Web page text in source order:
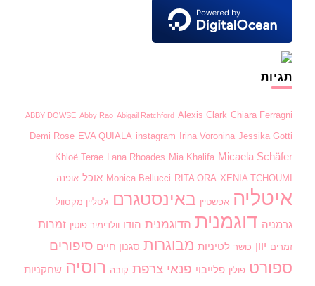
תגיות
ABBY DOWSE Abby Rao Abigail Ratchford Alexis Clark Chiara Ferragni
Demi Rose EVA QUIALA instagram Irina Voronina Jessika Gotti
Khloë Terae
Lana Rhoades Mia Khalifa Micaela Schäfer
Monica Bellucci RITA ORA XENIA TCHOUMI אוכל אופנה
איטליה אפשטיין באינסטגרם ג'סליין מקסוול
גרמניה דוגמנית הדוגמנית הודו וולדימיר פוטין זמרות
זמרים יוון כושר לטיניות מבוגרות סגנון חיים סיפורים
ספורט פולין פלייבוי פנאי צרפת קובה רוסיה שחקניות